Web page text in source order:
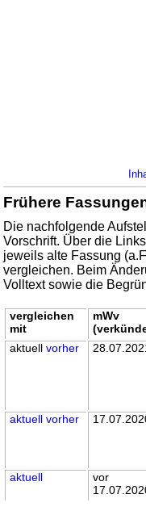
Frühere
Die nachfolgende
Vorschrift. Über die
jeweils alte Fassung
vergleichen. Beim
Volltext sowie die
vergleichen
mit
mWv
aktuellvorher
aktuell vorher
aktuell
vor